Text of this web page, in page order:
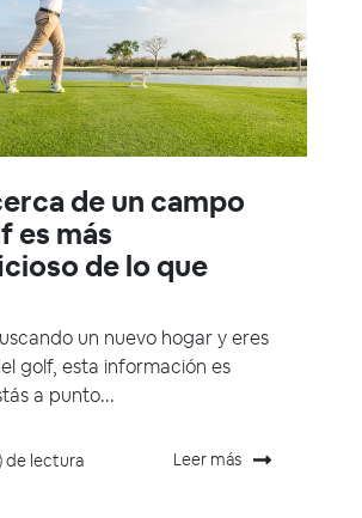
de un campo
es más
de lo que
un nuevo hogar y eres
golf, esta información es
a punto...
de lectura Leer más